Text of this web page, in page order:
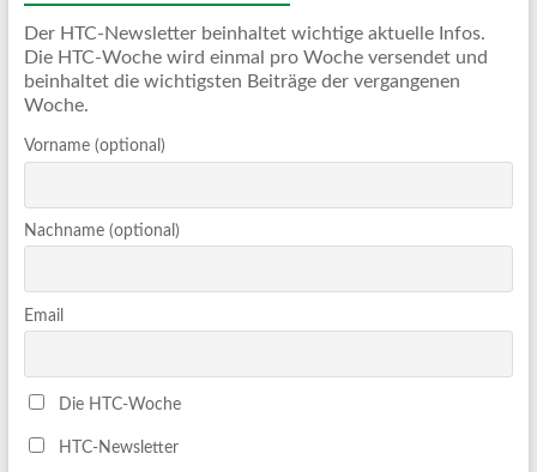
Der HTC-Newsletter beinhaltet wichtige aktuelle Infos.
Die HTC-Woche wird einmal pro Woche versendet und
beinhaltet die wichtigsten Beiträge der vergangenen
Woche.
Vorname (optional)
Nachname (optional)
Email
Die HTC-Woche
HTC-Newsletter